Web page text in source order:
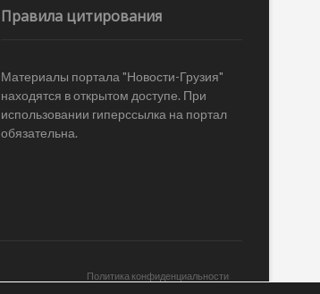
Правила цитирования
Материалы портала "Новости-Грузия"
находятся в открытом доступе. При
использовании гиперссылка на портал
обязательна.
Политика конфиденциальности